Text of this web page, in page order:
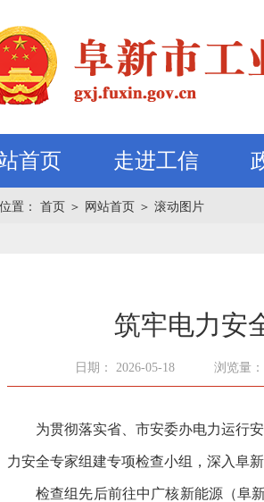
首页 走进工信
置： 首页 ＞ 网站首页 ＞ 滚动图片
筑牢电力安
日期： 2026-05-18 浏览量
为贯彻落实省、市安委办电力运行
力安全专家组建专项检查小组，深入阜
检查组先后前往中广核新能源（阜